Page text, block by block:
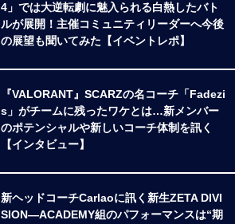
4」では大逆転劇に魅入られる白熱したバト
ルが展開！主催コミュニティリーダーへ今後
の展望も聞いてみた【イベントレポ】
『VALORANT』SCARZの名コーチ「Fadezi
s」がチームに残ったワケとは…新メンバー
のポテンシャルや新しいコーチ体制を訊く
【インタビュー】
新ヘッドコーチCarlaoに訊く新生ZETA DIVI
SION―ACADEMY組のパフォーマンスは“期